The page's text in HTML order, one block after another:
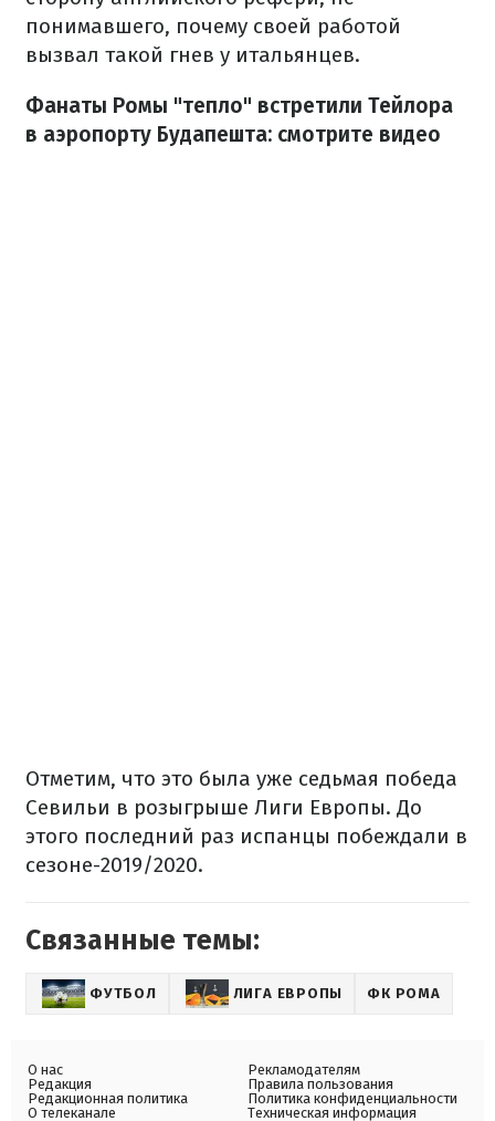
понимавшего, почему своей работой
вызвал такой гнев у итальянцев.
Фанаты Ромы "тепло" встретили Тейлора
в аэропорту Будапешта: смотрите видео
Отметим, что это была уже седьмая победа
Севильи в розыгрыше Лиги Европы. До
этого последний раз испанцы побеждали в
сезоне-2019/2020.
Связанные темы:
ФУТБОЛ ЛИГА ЕВРОПЫ ФК РОМА
О нас
Редакция
Редакционная политика
О телеканале
Рекламодателям
Правила пользования
Политика конфиденциальности
Техническая информация